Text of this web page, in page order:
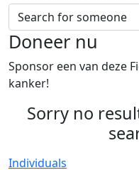
Doneer nu
Sponsor een van deze
kanker!
Sorry no
Individuals